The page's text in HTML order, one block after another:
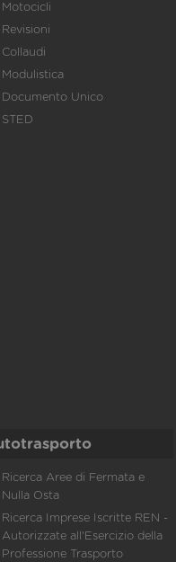
Motocicli
Revisioni
Collaudi
Modulistica
Documento Unico
STED
Ricerca Aree di Fermata e
Nulla Osta
Ricerca Imprese Iscritte REN -
Autorizzate all'Esercizio della
Professione Trasporto